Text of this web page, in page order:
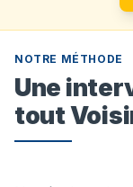
NOTRE MÉTHODE
Une
tout